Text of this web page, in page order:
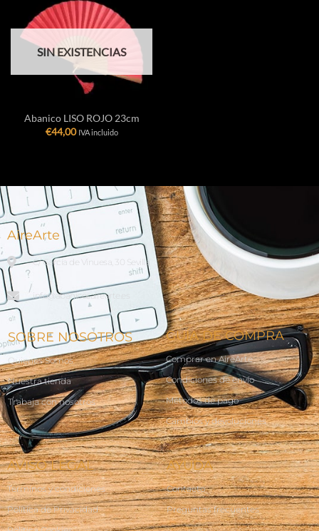
SIN EXISTENCIAS
Abanico LISO ROJO 23cm
€44,00 IVA incluido
AireArte
C/ García de Vinuesa, 30 Sevilla
info@abanicosairearte.es
SOBRE NOSOTROS
Quienes Somos
Nuestra tienda
Trabaja con nosotros
GUÍA DE COMPRA
Comprar en AireArte
Condiciones de envío
Métodos de pago
Cambios y devoluciones
AVISO LEGAL
Terminos y condiciones
Política de Privacidad
AYUDA
Contacto
Preguntas frecuentes